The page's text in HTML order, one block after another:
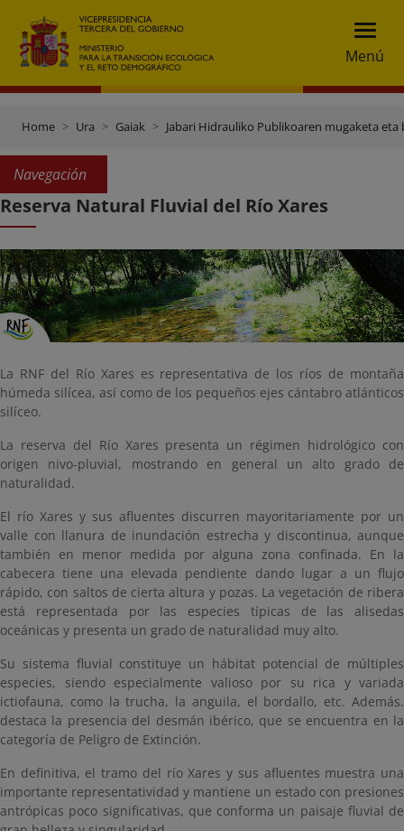
Menú
Home Ura Gaiak Jabari Hidrauliko Publikoaren mugaketa eta
Navegación
Reserva Natural Fluvial del Río Xares
La RNF del Río Xares es representativa de los ríos de montaña
húmeda silícea, así como de los pequeños ejes cántabro atlánticos
silíceo.
La reserva del Río Xares presenta un régimen hidrológico con
origen nivo-pluvial, mostrando en general un alto grado de
naturalidad.
El río Xares y sus afluentes discurren mayoritariamente por un
valle con llanura de inundación estrecha y discontinua, aunque
también en menor medida por alguna zona confinada. En la
cabecera tiene una elevada pendiente dando lugar a un flujo
rápido, con saltos de cierta altura y pozas. La vegetación de ribera
está representada por las especies típicas de las alisedas
oceánicas y presenta un grado de naturalidad muy alto.
Su sistema fluvial constituye un hábitat potencial de múltiples
especies, siendo especialmente valioso por su rica y variada
ictiofauna, como la trucha, la anguila, el bordallo, etc. Además.
destaca la presencia del desmán ibérico, que se encuentra en la
categoría de Peligro de Extinción.
En definitiva, el tramo del río Xares y sus afluentes muestra una
importante representatividad y mantiene un estado con presiones
antrópicas poco significativas, que conforma un paisaje fluvial de